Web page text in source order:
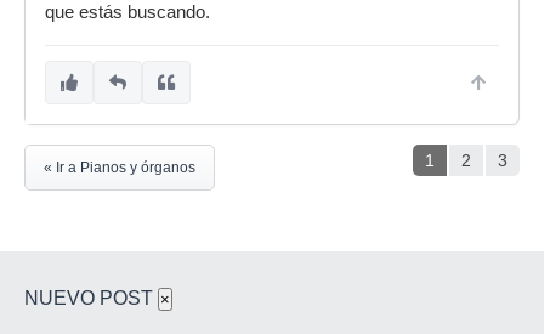
que estás buscando.
1 2 3
« Ir a Pianos y órganos
NUEVO POST ×